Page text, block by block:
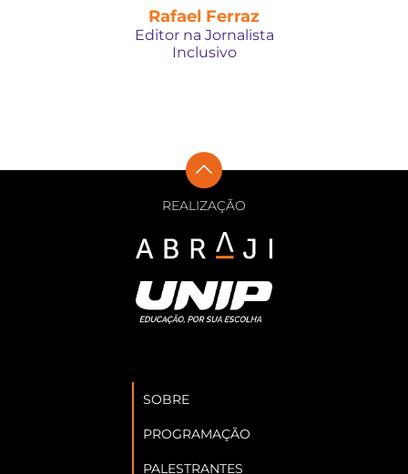
Rafael Ferraz
Editor na Jornalista
Inclusivo
REALIZAÇÃO
SOBRE
PROGRAMAÇÃO
PALESTRANTES